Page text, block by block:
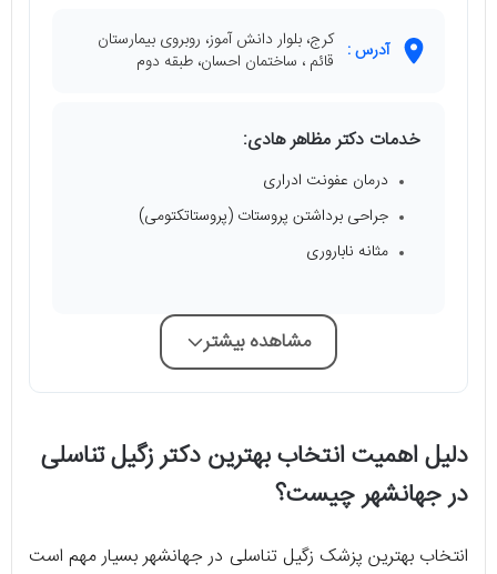
آدرس : کرج، بلوار دانش آموز، روبروی بیمارستان
قائم ، ساختمان احسان، طبقه دوم
خدمات دکتر مظاهر هادی:
درمان عفونت ادراری
جراحی برداشتن پروستات (پروستاتکتومی)
مثانه ناباروری
مشاهده بیشتر
دلیل اهمیت انتخاب بهترین دکتر زگیل تناسلی
در جهانشهر چیست؟
انتخاب بهترین پزشک زگیل تناسلی در جهانشهر بسیار مهم است